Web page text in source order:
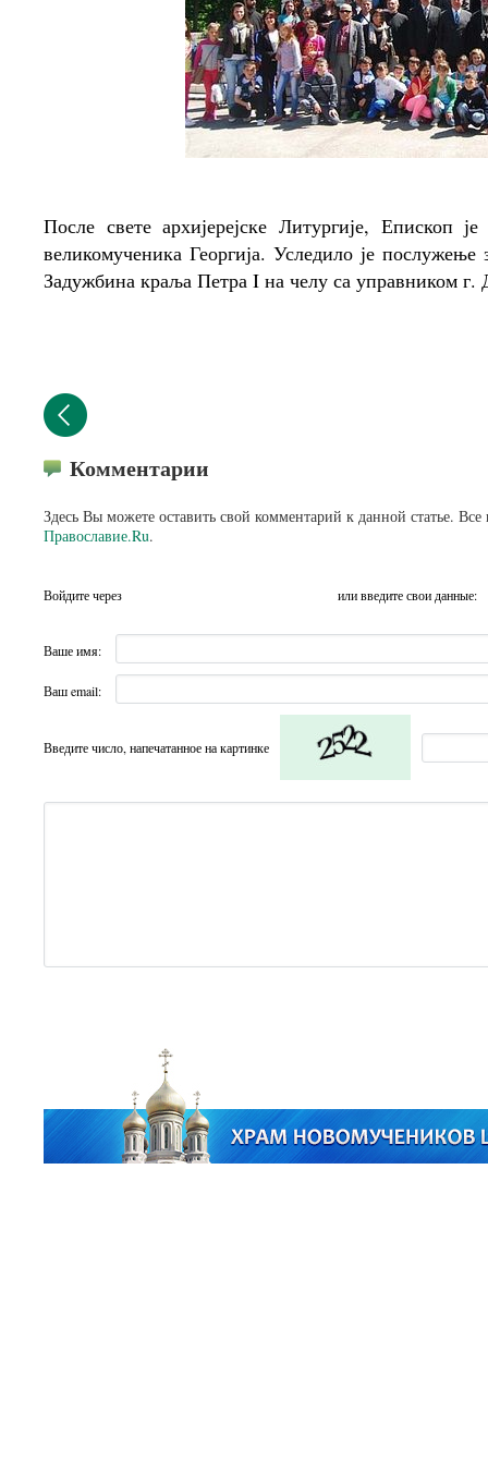
После свете архијерејске Литургије, Епископ
великомученика Георгија. Уследило је
Задужбина краља Петра I на челу са управником
Комментарии
Здесь Вы можете оставить свой комментарий к данной статье.
Православие.Ru.
Войдите через или введите свои данные:
Ваше имя:
Ваш email:
Введите число, напечатанное на картинке